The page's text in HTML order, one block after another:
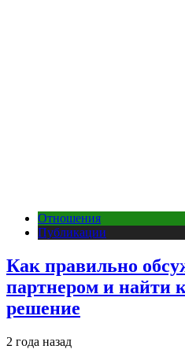
Отношения
Публикации
Как правильно
партнером и найти
решение
2 года назад